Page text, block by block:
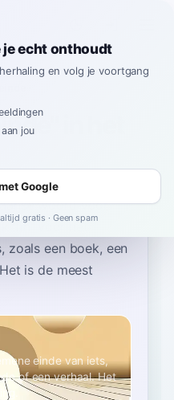
in het
woord voor
'fin' voor het
zoals een boek, een
is de meest
einde van iets,
of een verhaal. Het
je echt onthoudt
en volg je voortgang
jou
Google
gratis · Geen spam